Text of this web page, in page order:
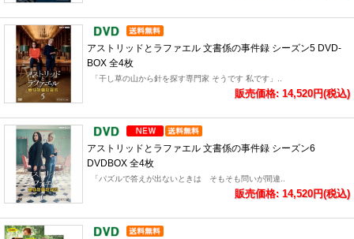
アストリッドとラファエル 文書係の事件録 シーズン5 DVD-
BOX 全4枚
「干し草の山から針を探す専門家 そうです 私です」..
販売価格: 14,520円(税込)
アストリッドとラファエル 文書係の事件録 シーズン6
DVDBOX 全4枚
「パズルで答えが出ないときは そもそも問いが間違..
販売価格: 14,520円(税込)